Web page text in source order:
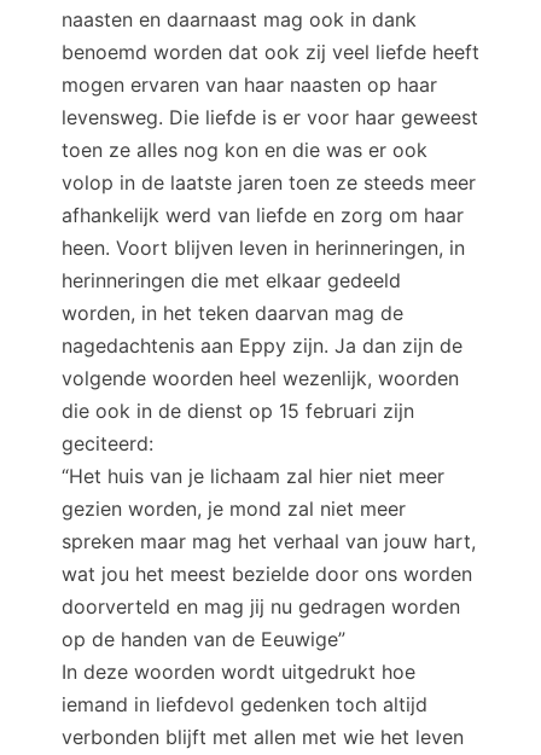
naasten en daarnaast mag ook in dank
benoemd worden dat ook zij veel liefde heeft
mogen ervaren van haar naasten op haar
levensweg. Die liefde is er voor haar geweest
toen ze alles nog kon en die was er ook
volop in de laatste jaren toen ze steeds meer
afhankelijk werd van liefde en zorg om haar
heen. Voort blijven leven in herinneringen, in
herinneringen die met elkaar gedeeld
worden, in het teken daarvan mag de
nagedachtenis aan Eppy zijn. Ja dan zijn de
volgende woorden heel wezenlijk, woorden
die ook in de dienst op 15 februari zijn
geciteerd:
“Het huis van je lichaam zal hier niet meer
gezien worden, je mond zal niet meer
spreken maar mag het verhaal van jouw hart,
wat jou het meest bezielde door ons worden
doorverteld en mag jij nu gedragen worden
op de handen van de Eeuwige”
In deze woorden wordt uitgedrukt hoe
iemand in liefdevol gedenken toch altijd
verbonden blijft met allen met wie het leven